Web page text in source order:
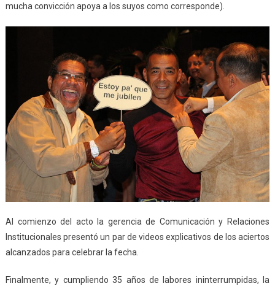
mucha convicción apoya a los suyos como corresponde).
Al comienzo del acto la gerencia de Comunicación y Relaciones
Institucionales presentó un par de videos explicativos de los aciertos
alcanzados para celebrar la fecha.
Finalmente, y cumpliendo 35 años de labores ininterrumpidas, la